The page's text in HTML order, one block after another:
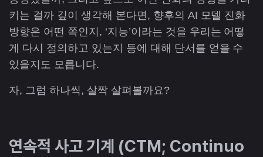
키는 걸까 깊이 생각해 본다면, 향후의 AI 모델 진화
방향은 어떤 쪽인지, ‘지능’이라는 것을 우리는 어떻
게 다시 정의하고 있는지 등에 대해 단서를 얻을 수
있을지도 모릅니다.
자, 그럼 하나씩, 살짝 살펴볼까요?
연속적 사고 기계 (CTM; Continuo